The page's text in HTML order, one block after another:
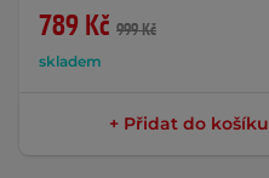
789 Kč 999 Kč
skladem
+ Přidat do košíku